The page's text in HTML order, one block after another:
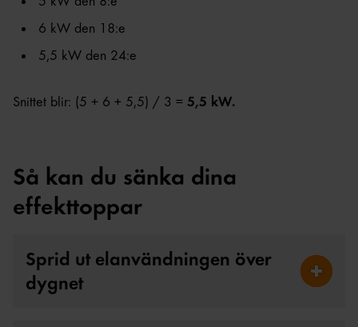
6 kW den 18:e
5,5 kW den 24:e
Snittet blir: (5 + 6 + 5,5) / 3 = 5,5 kW.
Så kan du sänka dina
effekttoppar
Sprid ut elanvändningen över
dygnet
Fäll ut